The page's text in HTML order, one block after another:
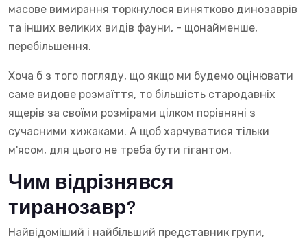
масове вимирання торкнулося винятково динозаврів
та інших великих видів фауни, - щонайменше,
перебільшення.
Хоча б з того погляду, що якщо ми будемо оцінювати
саме видове розмаїття, то більшість стародавніх
ящерів за своїми розмірами цілком порівняні з
сучасними хижаками. А щоб харчуватися тільки
м'ясом, для цього не треба бути гігантом.
Чим відрізнявся
тиранозавр?
Найвідоміший і найбільший представник групи,